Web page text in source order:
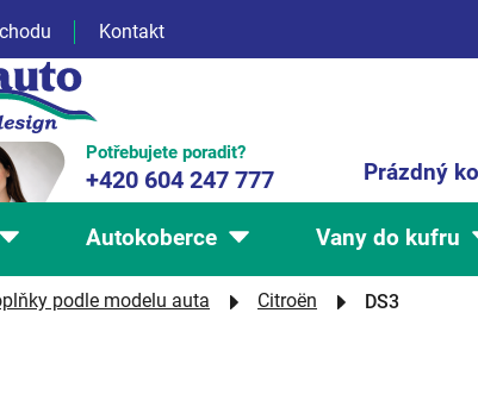
Kontakt
Potřebujete poradit?
+420 604 247 777
Nákupní
košík
Prázdný
Autokoberce Vany do kufru
podle modelu auta Citroën DS3